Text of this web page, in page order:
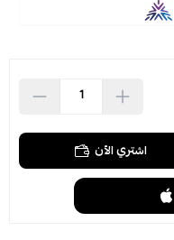
اشتري الآن